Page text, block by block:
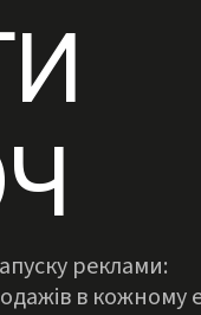
реклами:
в кожному